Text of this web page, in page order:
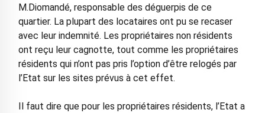
M.Diomandé, responsable des déguerpis de ce
quartier. La plupart des locataires ont pu se recaser
avec leur indemnité. Les propriétaires non résidents
ont reçu leur cagnotte, tout comme les propriétaires
résidents qui n’ont pas pris l’option d’être relogés par
l’Etat sur les sites prévus à cet effet.
Il faut dire que pour les propriétaires résidents, l’Etat a